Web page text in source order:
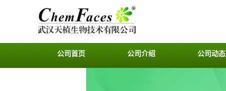
公司首页 公司介绍 公司动态